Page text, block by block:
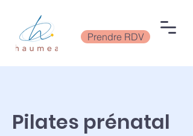
Prendre RDV
Pilates prénatal